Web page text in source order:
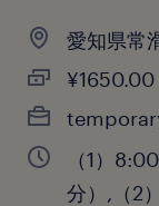
愛知県常
（1）
分）,（2